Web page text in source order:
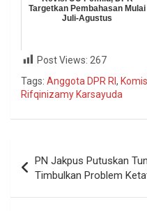
Targetkan Pembahasan Mulai
Juli-Agustus
Post Views: 267
Tags: Anggota DPR RI ,
Rifqinizamy Karsayuda
PN Jakpus Putuskan
Timbulkan Problem